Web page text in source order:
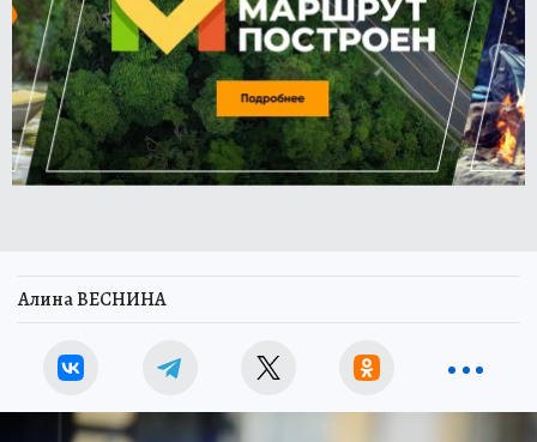
Алина ВЕСНИНА